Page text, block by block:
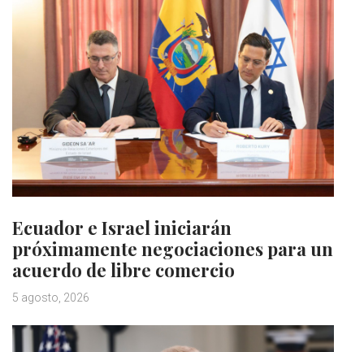
Ecuador e Israel iniciarán
próximamente negociaciones para un
acuerdo de libre comercio
5 agosto, 2026